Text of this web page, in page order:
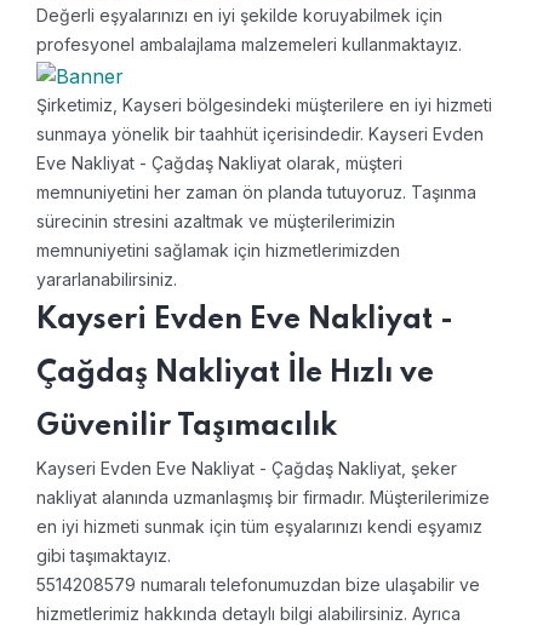
Değerli eşyalarınızı en iyi şekilde koruyabilmek için
profesyonel ambalajlama malzemeleri kullanmaktayız.
Şirketimiz, Kayseri bölgesindeki müşterilere en iyi hizmeti
sunmaya yönelik bir taahhüt içerisindedir. Kayseri Evden
Eve Nakliyat - Çağdaş Nakliyat olarak, müşteri
memnuniyetini her zaman ön planda tutuyoruz. Taşınma
sürecinin stresini azaltmak ve müşterilerimizin
memnuniyetini sağlamak için hizmetlerimizden
yararlanabilirsiniz.
Kayseri Evden Eve Nakliyat -
Çağdaş Nakliyat İle Hızlı ve
Güvenilir Taşımacılık
Kayseri Evden Eve Nakliyat - Çağdaş Nakliyat, şeker
nakliyat alanında uzmanlaşmış bir firmadır. Müşterilerimize
en iyi hizmeti sunmak için tüm eşyalarınızı kendi eşyamız
gibi taşımaktayız.
5514208579 numaralı telefonumuzdan bize ulaşabilir ve
hizmetlerimiz hakkında detaylı bilgi alabilirsiniz. Ayrıca